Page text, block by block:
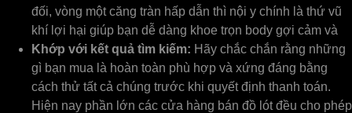
đối, vòng một căng tràn hấp dẫn thì nội y chính là thứ vũ
khí lợi hại giúp bạn dễ dàng khoe trọn body gợi cảm và
Khớp với kết quả tìm kiếm: Hãy chắc chắn rằng những
gì bạn mua là hoàn toàn phù hợp và xứng đáng bằng
cách thử tất cả chúng trước khi quyết định thanh toán.
Hiện nay phần lớn các cửa hàng bán đồ lót đều cho phép